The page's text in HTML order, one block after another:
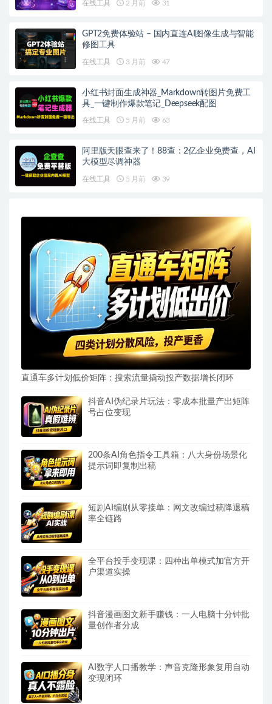
在线工具 2 月前 31
GPT2免费体验站 – 国内直连AI图像生成与智能
修图工具
在线工具 3 月前 47
小红书封面生成神器_Markdown转图片免费工
具_一键制作爆款笔记_Deepseek配图
在线工具 5 月前 63
阿里版天眼查来了！88查：2亿企业免费查，AI
大模型尽调神器
在线工具 5 月前 39
直通车多计划低价矩阵：搜索流量撬动投产数据增长闭环
抖音AI伪纪录片玩法：零成本批量产出矩阵
号占位变现
200条AI角色指令工具箱：八大身份场景化
提示词即复制出稿
短剧AI编剧从零接单：网文改编过稿降退稿
率全链路
全平台投手变现课：四种出单模式加官方开
户渠道实操
抖音漫画图文新手赚钱：一人电脑十分钟批
量创作者分成
AI数字人口播教学：声音克隆形象复用自动
变现闭环